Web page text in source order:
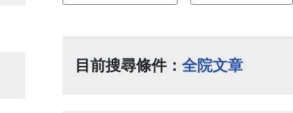
目前搜尋條件： 全院文章